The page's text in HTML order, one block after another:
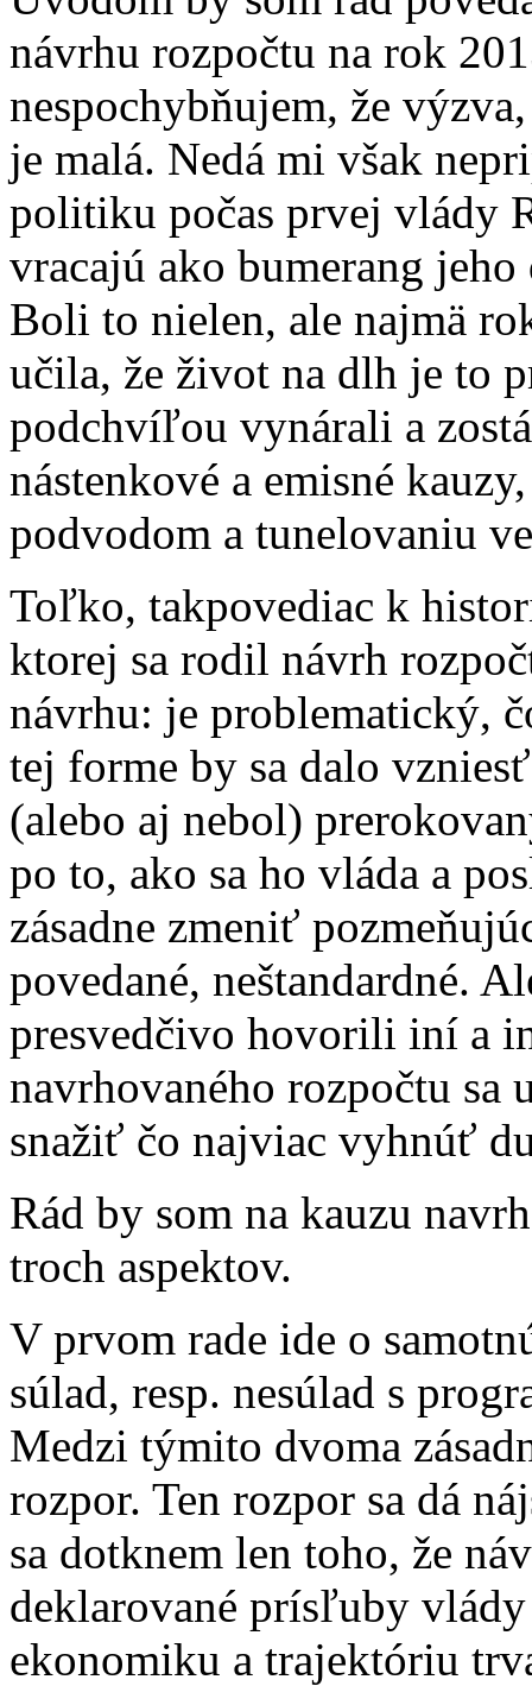
návrhu rozpočtu na rok
nespochybňujem, že
je malá. Nedá mi však
politiku počas prvej vlády
vracajú ako bumerang
Boli to nielen, ale najmä
učila, že život na dlh je to
podchvíľou vynárali a
nástenkové a emisné
podvodom a tunelovaniu
Toľko, takpovediac k
ktorej sa rodil návrh
návrhu: je problematický,
tej forme by sa dalo
(alebo aj nebol)
po to, ako sa ho vláda a
zásadne zmeniť
povedané, neštandardné.
presvedčivo hovorili iní a
navrhovaného rozpočtu sa
snažiť čo najviac vyhnúť
Rád by som na kauzu
troch aspektov.
V prvom rade ide o
súlad, resp. nesúlad s
Medzi týmito dvoma
rozpor. Ten rozpor sa dá
sa dotknem len toho, že
deklarované prísľuby
ekonomiku a trajektóriu